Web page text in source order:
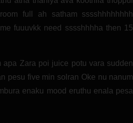
full ah satham sssshhhhhhhh
fuuuvkk need sssshhhha then 15
Zara poi juice potu vara sudden
pesu five min solran Oke nu nanum
enaku mood eruthu enala pesa